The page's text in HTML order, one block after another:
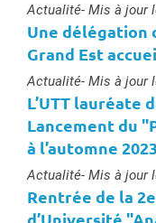
Type :
Actualité- Mis à jour
Une délégation
Grand Est
Type :
Actualité- Mis à jour
L’UTT lauréate
Lancement du
à l’automne 2023
Type :
Actualité- Mis à jour
Rentrée de la